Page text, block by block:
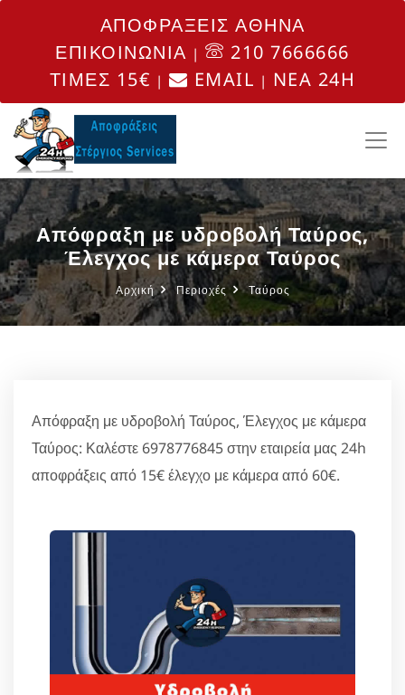
ΑΠΟΦΡΑΞΕΙΣ ΑΘΗΝΑ
ΕΠΙΚΟΙΝΩΝΙΑ |
210 7666666
ΤΙΜΕΣ 15€ | EMAIL | NEA 24H
Απόφραξη με υδροβολή Ταύρος,
Έλεγχος με κάμερα Ταύρος
Αρχική Περιοχές Ταύρος
Απόφραξη με υδροβολή Ταύρος, Έλεγχος με κάμερα
Ταύρος: Καλέστε 6978776845 στην εταιρεία μας 24h
αποφράξεις από 15€ έλεγχο με κάμερα από 60€.